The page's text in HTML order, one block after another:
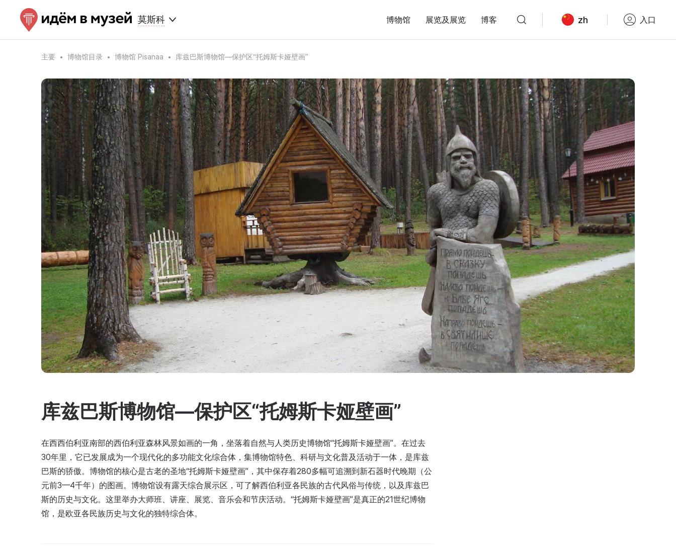
莫斯科 博物馆 展览及展览 博客 zh 入口
主要 博物馆目录 博物馆 Pisanaa 库兹巴斯博物馆—保护区“托姆斯卡娅壁画”
库兹巴斯博物馆—保护区“托姆斯卡娅壁画”
在西西伯利亚南部的西伯利亚森林风景如画的一角，坐落着自然与人类历史博物馆“托姆斯卡娅壁画”。在过去
30年里，它已发展成为一个现代化的多功能文化综合体，集博物馆特色、科研与文化普及活动于一体，是库兹
巴斯的骄傲。博物馆的核心是古老的圣地“托姆斯卡娅壁画”，其中保存着280多幅可追溯到新石器时代晚期（公
元前3—4千年）的图画。博物馆设有露天综合展示区，可了解西伯利亚各民族的古代风俗与传统，以及库兹巴
斯的历史与文化。这里举办大师班、讲座、展览、音乐会和节庆活动。“托姆斯卡娅壁画”是真正的21世纪博物
馆，是欧亚各民族历史与文化的独特综合体。